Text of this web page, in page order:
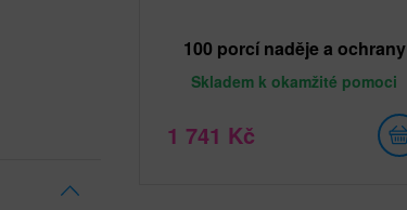
100 porcí naděje a ochrany
Skladem k okamžité pomoci
1 741 Kč